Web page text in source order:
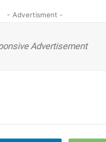
- Advertisment -
Advertisement